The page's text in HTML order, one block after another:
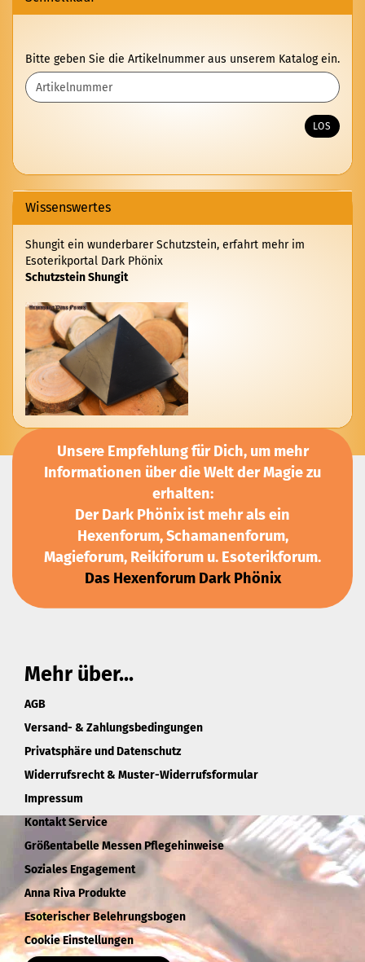
BITTE
GEBEN
SIE
DIE
KATALOG
EIN.
Bitte geben Sie die Artikelnummer aus unserem Katalog ein.
LOS
Wissenswertes
Shungit ein wunderbarer Schutzstein, erfahrt mehr im
Esoterikportal Dark Phönix
Schutzstein Shungit
Unsere Empfehlung für Dich, um mehr
Informationen über die Welt der Magie zu
erhalten:
Der Dark Phönix ist mehr als ein
Hexenforum, Schamanenforum,
Magieforum, Reikiforum u. Esoterikforum.
Das Hexenforum Dark Phönix
Mehr über...
AGB
Versand- & Zahlungsbedingungen
Privatsphäre und Datenschutz
Widerrufsrecht & Muster-Widerrufsformular
Impressum
Kontakt Service
Größentabelle Messen Pflegehinweise
Soziales Engagement
Anna Riva Produkte
Esoterischer Belehrungsbogen
Cookie Einstellungen